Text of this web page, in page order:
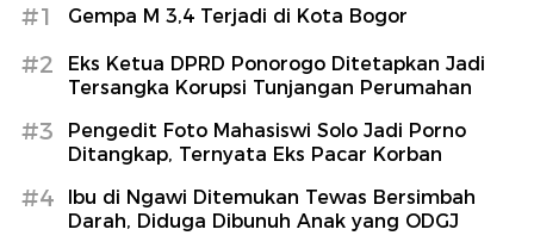
#1 Gempa M 3,4 Terjadi di Kota Bogor
#2
Eks Ketua DPRD Ponorogo Ditetapkan Jadi
Tersangka Korupsi Tunjangan Perumahan
#3
Pengedit Foto Mahasiswi Solo Jadi Porno
Ditangkap, Ternyata Eks Pacar Korban
#4
Ibu di Ngawi Ditemukan Tewas Bersimbah
Darah, Diduga Dibunuh Anak yang ODGJ